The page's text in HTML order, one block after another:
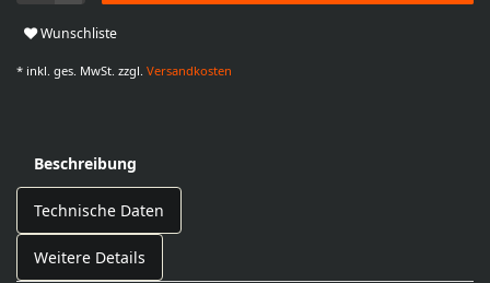
Wunschliste
* inkl. ges. MwSt. zzgl. Versandkosten
Beschreibung
Technische Daten
Weitere Details